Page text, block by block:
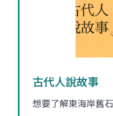
古代人說故事
想要了解東海岸舊